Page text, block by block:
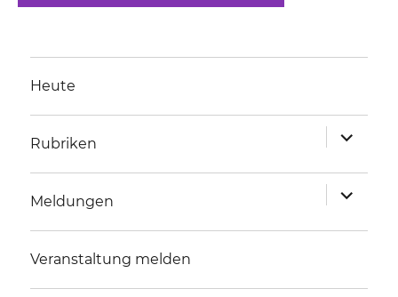
Heute
Rubriken
anzeigen
Meldungen
anzeigen
Veranstaltung melden